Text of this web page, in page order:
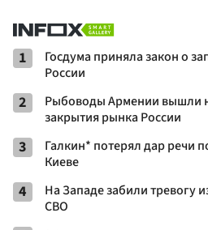
1
Госдума приняла закон о
России
2
Рыбоводы Армении вышли
закрытия рынка России
3
Галкин* потерял дар речи
Киеве
4
На Западе забили тревогу
СВО